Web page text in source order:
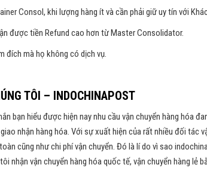
Consol, khi lượng hàng ít và cần phải giữ uy tín với
được tiền Refund cao hơn từ Master Consolidator.
đích mà họ không có dịch vụ.
TÔI – INDOCHINAPOST
bạn hiểu được hiện nay nhu cầu vận chuyển hàng hóa
nhận hàng hóa. Với sự xuất hiện của rất nhiều đối tác
cũng như chi phí vận chuyển. Đó là lí do vì sao
nhận vận chuyển hàng hóa quốc tế, vận chuyển hàng lẻ